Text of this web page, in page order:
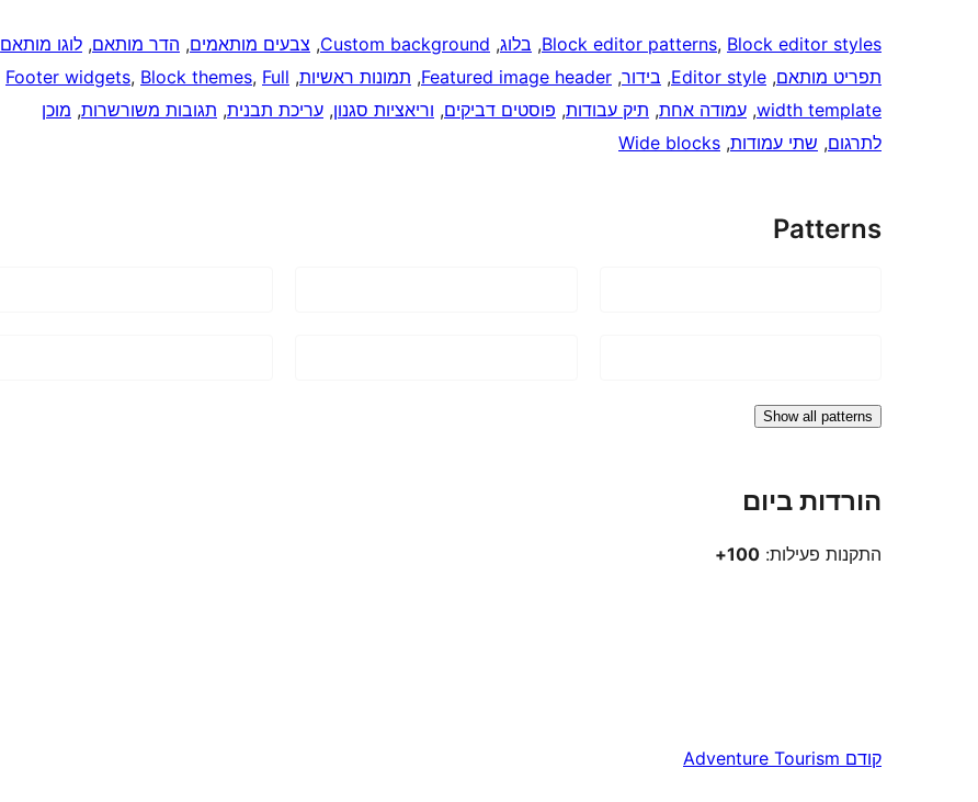
Block editor patterns, Block editor styles
, בלוג,
Custom background
, צבעים מותאמים, הדר מותאם, לוגו מותאם
תפריט מותאם,
Editor style
, בידור,
Featured image header
, תמונות ראשיות,
Footer widgets, Block themes, Full
width template
, עמודה אחת, תיק עבודות, פוסטים דביקים, וריאציות סגנון, עריכת תבנית, תגובות משורשרות, מוכן
לתרגום, שתי עמודות,
Wide blocks
Patterns
Show all patterns
הורדות ביום
התקנות פעילות: 100+
קודם Adventure Tourism